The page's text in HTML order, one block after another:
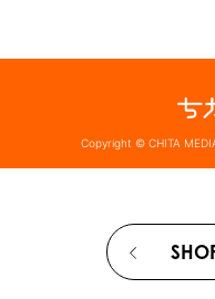
Copyright © CHITA